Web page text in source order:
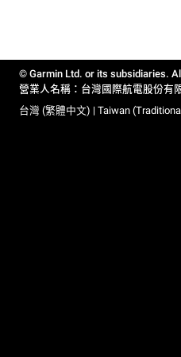
© Garmin Ltd. or its subsidiaries.
營業人名稱：台灣國際航電股份有
台灣 (繁體中文) | Taiwan